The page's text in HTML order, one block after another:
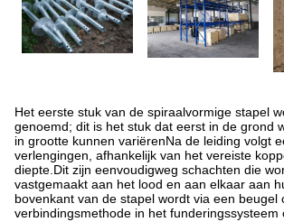
Het eerste stuk van de spiraalvormige stapel
genoemd; dit is het stuk dat eerst in de grond
in grootte kunnen variërenNa de leiding volgt
verlengingen, afhankelijk van het vereiste
diepte.Dit zijn eenvoudigweg schachten die
vastgemaakt aan het lood en aan elkaar aan
bovenkant van de stapel wordt via een beugel
verbindingsmethode in het funderingssysteem